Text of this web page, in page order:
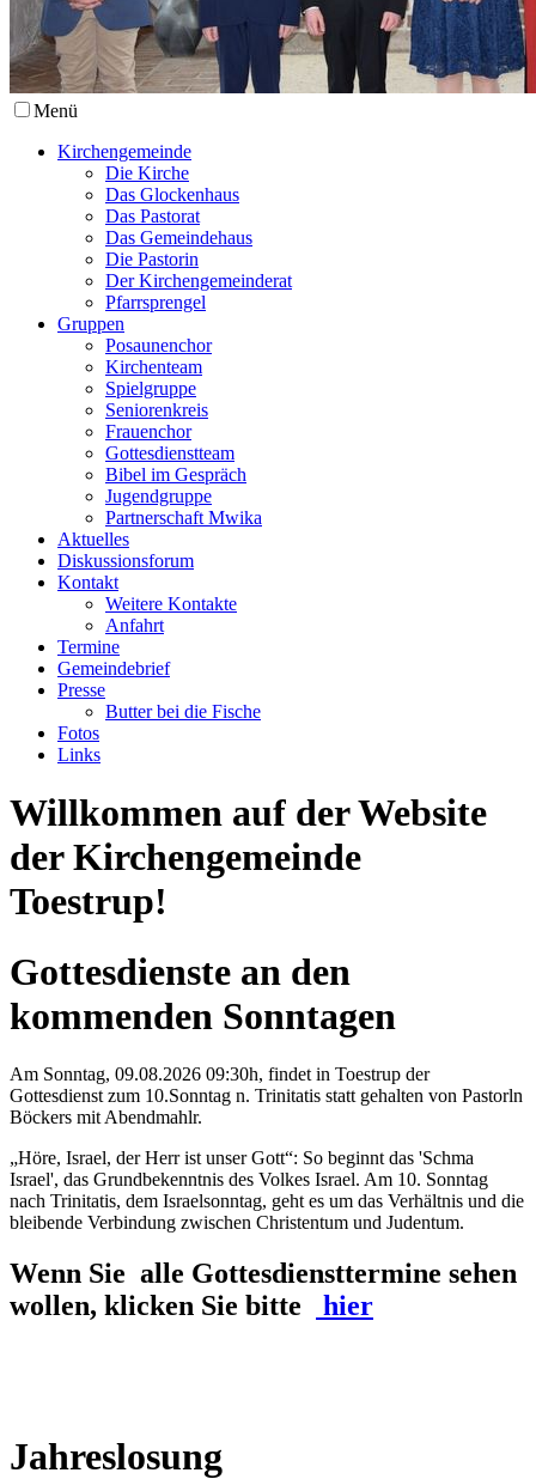
Menü
Kirchengemeinde
Die Kirche
Das Glockenhaus
Das Pastorat
Das Gemeindehaus
Die Pastorin
Der Kirchengemeinderat
Pfarrsprengel
Gruppen
Posaunenchor
Kirchenteam
Spielgruppe
Seniorenkreis
Frauenchor
Gottesdienstteam
Bibel im Gespräch
Jugendgruppe
Partnerschaft Mwika
Aktuelles
Diskussionsforum
Kontakt
Weitere Kontakte
Anfahrt
Termine
Gemeindebrief
Presse
Butter bei die Fische
Fotos
Links
Willkommen auf der Website
der Kirchengemeinde
Toestrup!
Gottesdienste an den
kommenden Sonntagen
Am Sonntag, 09.08.2026 09:30h, findet in Toestrup der
Gottesdienst zum 10.Sonntag n. Trinitatis statt gehalten von Pastorln
Böckers mit Abendmahlr.
„Höre, Israel, der Herr ist unser Gott“: So beginnt das 'Schma
Israel', das Grundbekenntnis des Volkes Israel. Am 10. Sonntag
nach Trinitatis, dem Israelsonntag, geht es um das Verhältnis und die
bleibende Verbindung zwischen Christentum und Judentum.
Wenn Sie alle Gottesdiensttermine sehen
wollen, klicken Sie bitte
hier
Jahreslosung